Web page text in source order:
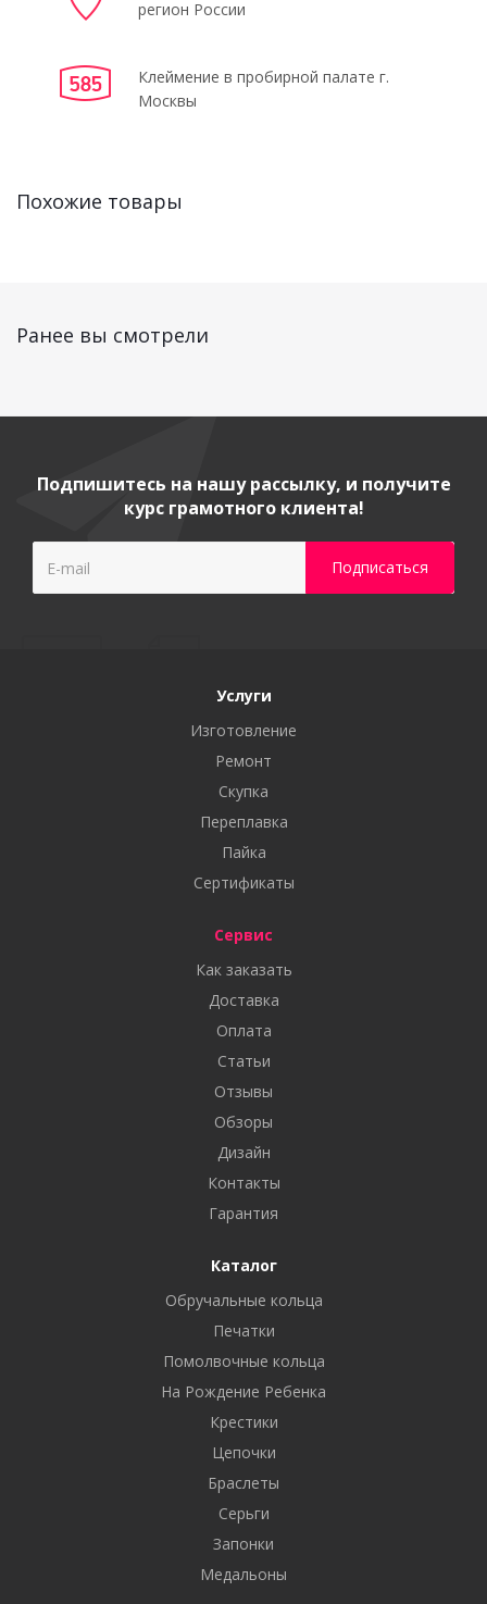
регион России
Клеймение в пробирной палате г.
Москвы
Похожие товары
Ранее вы смотрели
Подпишитесь на нашу рассылку, и получите
курс грамотного клиента!
Услуги
Изготовление
Ремонт
Скупка
Переплавка
Пайка
Сертификаты
Сервис
Как заказать
Доставка
Оплата
Статьи
Отзывы
Обзоры
Дизайн
Контакты
Гарантия
Каталог
Обручальные кольца
Печатки
Помолвочные кольца
На Рождение Ребенка
Крестики
Цепочки
Браслеты
Серьги
Запонки
Медальоны